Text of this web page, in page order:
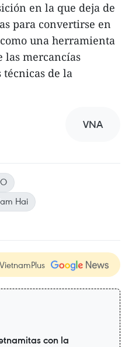
en la que deja de
para convertirse en
una herramienta
las mercancías
técnicas de la
VNA
Hai
con la